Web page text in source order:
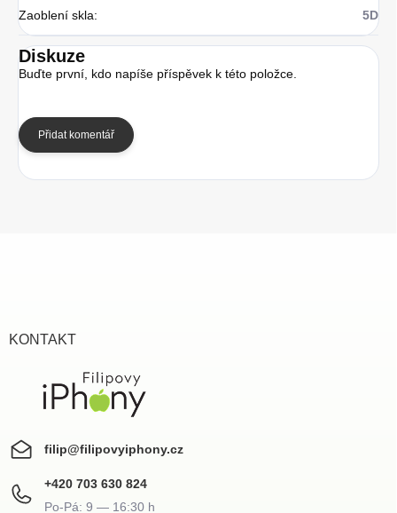
Zaoblení skla: 5D
Diskuze
Buďte první, kdo napíše příspěvek k této položce.
Přidat komentář
KONTAKT
filip@filipovyiphony.cz
+420 703 630 824